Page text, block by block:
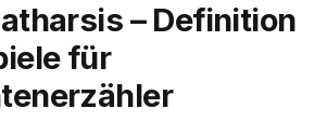
– Definition
für